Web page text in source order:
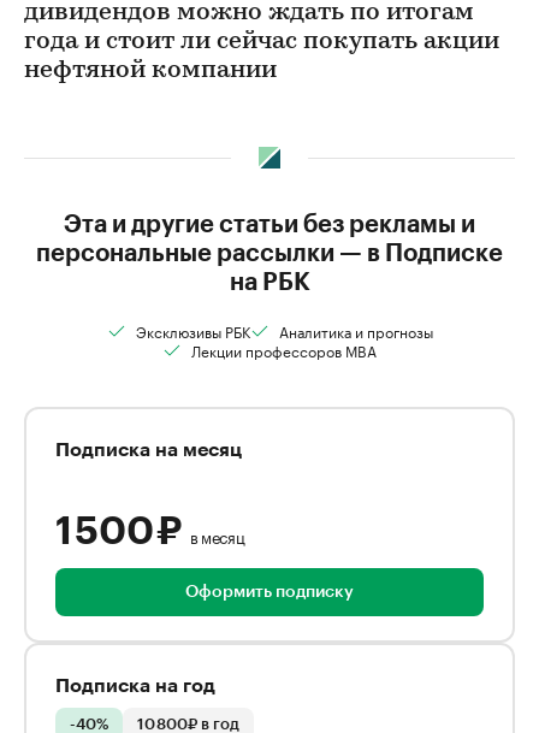
дивидендов можно ждать по итогам
года и стоит ли сейчас покупать акции
нефтяной компании
Эта и другие статьи без рекламы и
персональные рассылки — в Подписке
на РБК
Эксклюзивы РБК
Аналитика и прогнозы
Лекции профессоров MBA
Подписка на месяц
1 500 ₽ в месяц
Оформить подписку
Подписка на год
-40% 10 800₽ в год